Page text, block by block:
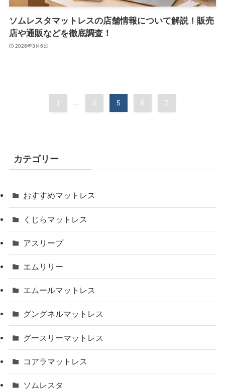
ソムレスタマットレスの店舗情報について解説！販売
店や通販などを徹底調査！
2026年3月6日
1 ... 4 5 6 7
カテゴリー
おすすめマットレス
くじらマットレス
アスリープ
エムリリー
エムールマットレス
グングネルマットレス
グースリーマットレス
コアラマットレス
ソムレスタ